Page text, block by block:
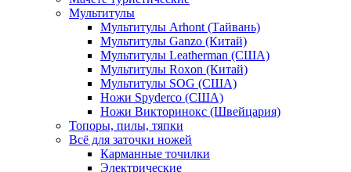
Мультитулы
Мультитулы Arhont (Тайвань)
Мультитулы Ganzo (Китай)
Мультитулы Leatherman (США)
Мультитулы Roxon (Китай)
Мультитулы SOG (США)
Ножи Spyderco (США)
Ножи Викторинокс (Швейцария)
Топоры, пилы, тяпки
Всё для заточки ножей
Карманные точилки
Электрические